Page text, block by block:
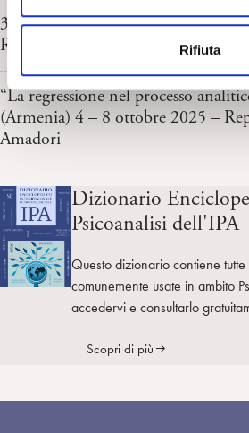
n
o
Rifiuta
3° Colloquio Italo-ellenico. Atene,
Report di Chiara Napoli e Andrea
“La regressione nel processo
(Armenia) 4 – 8 ottobre 2025 –
Amadori
Dizionario
Psicoanalisi dell'IPA
Questo dizionario contiene
comunemente usate in ambito
accedervi e consultarlo
Scopri di più